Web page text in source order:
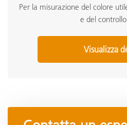
Per la misurazione del colore
e del
Visualizza